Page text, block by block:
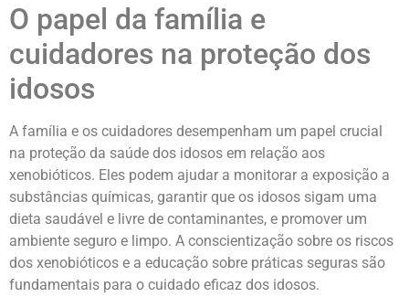
O papel da família e
cuidadores na proteção dos
idosos
A família e os cuidadores desempenham um papel crucial
na proteção da saúde dos idosos em relação aos
xenobióticos. Eles podem ajudar a monitorar a exposição a
substâncias químicas, garantir que os idosos sigam uma
dieta saudável e livre de contaminantes, e promover um
ambiente seguro e limpo. A conscientização sobre os riscos
dos xenobióticos e a educação sobre práticas seguras são
fundamentais para o cuidado eficaz dos idosos.